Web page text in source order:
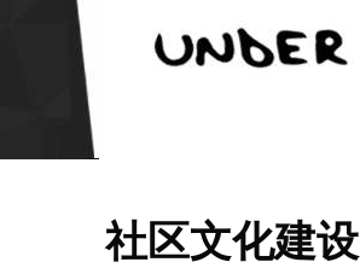
社区文化建设